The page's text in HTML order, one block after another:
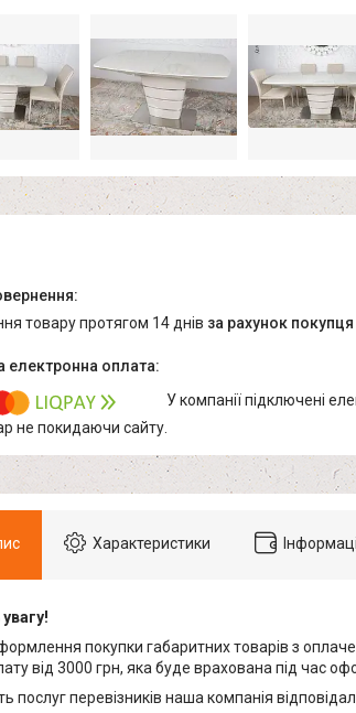
товару протягом 14 днів за рахунок покупця
У компанії підключені
не покидаючи сайту.
Характеристики
покупки габаритних товарів з
від 3000 грн, яка буде врахована під час
послуг перевізників наша компанія